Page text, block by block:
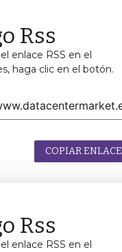
Rss
enlace RSS en el
haga clic en el botón.
COPIAR ENLACE
Rss
enlace RSS en el